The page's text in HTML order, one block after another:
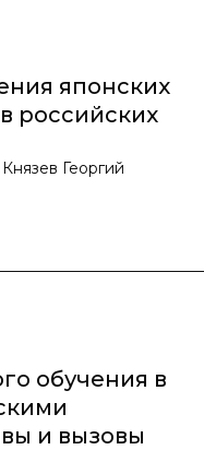
японских
российских
Георгий
обучения в
и вызовы